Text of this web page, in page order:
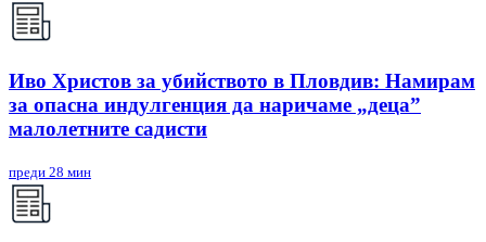
Иво Христов за убийството в Пловдив: Намирам
за опасна индулгенция да наричаме „деца”
малолетните садисти
преди 28 мин